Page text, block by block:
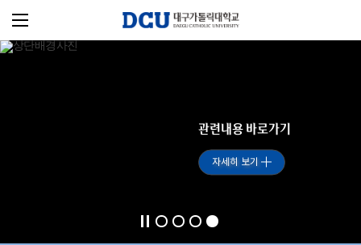
관련내용 바로가기
자세히 보기